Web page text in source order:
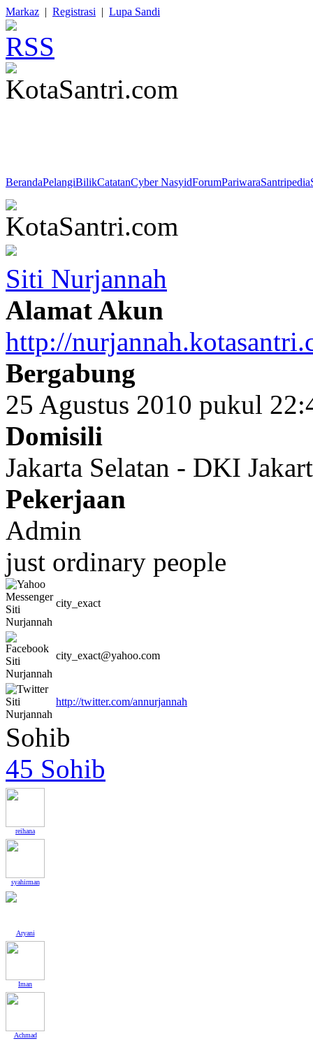
Markaz | Registrasi | Lupa Sandi
BerandaPelangiBilikCatatanCyber NasyidForumPariwaraSantripedia
Siti Nurjannah
Alamat Akun
http://
Bergabung
25 Agustus 2010 pukul
Domisili
Jakarta Selatan - DKI
Pekerjaan
Admin
just ordinary people
city_exact
city_exact@yahoo.com
http://twitter.com/annurjannah
Sohib
45 Sohib
reihana
syahirman
Aryani
Iman
Achmad